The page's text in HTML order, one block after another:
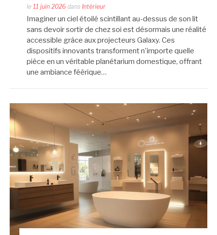
le 11 juin 2026 dans Intérieur
Imaginer un ciel étoilé scintillant au-dessus de son lit
sans devoir sortir de chez soi est désormais une réalité
accessible grâce aux projecteurs Galaxy. Ces
dispositifs innovants transforment n'importe quelle
pièce en un véritable planétarium domestique, offrant
une ambiance féérique…